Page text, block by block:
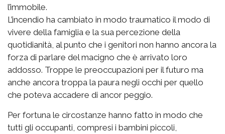
l’immobile.
L’incendio ha cambiato in modo traumatico il modo di
vivere della famiglia e la sua percezione della
quotidianità, al punto che i genitori non hanno ancora la
forza di parlare del macigno che è arrivato loro
addosso. Troppe le preoccupazioni per il futuro ma
anche ancora troppa la paura negli occhi per quello
che poteva accadere di ancor peggio.
Per fortuna le circostanze hanno fatto in modo che
tutti gli occupanti, compresi i bambini piccoli,